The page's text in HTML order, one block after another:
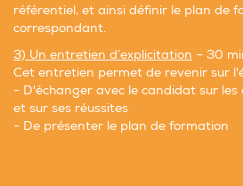
référentiel, et ainsi définir le plan de
correspondant.
3) Un entretien d’explicitation – 30
Cet entretien permet de revenir sur
- D'échanger avec le candidat sur
et sur ses réussites
- De présenter le plan de formation